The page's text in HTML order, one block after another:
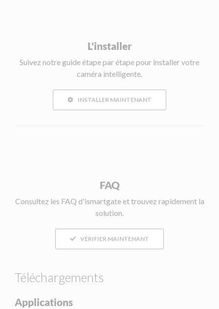
L'installer
Suivez notre guide étape par étape pour installer votre
caméra intelligente.
INSTALLER MAINTENANT
FAQ
Consultez les FAQ d'ismartgate et trouvez rapidement la
solution.
VÉRIFIER MAINTENANT
Téléchargements
Applications